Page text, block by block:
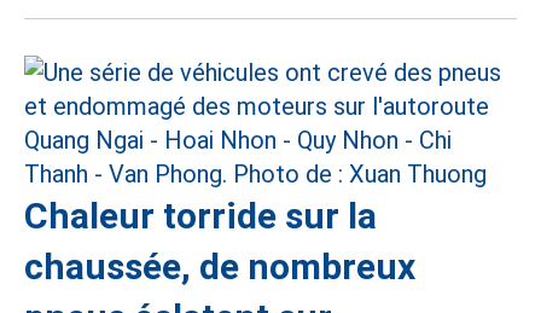
Chaleur torride sur la
chaussée, de nombreux